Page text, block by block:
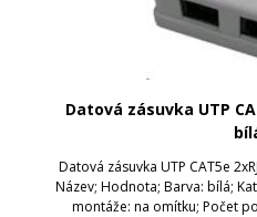
Datová zásuvka UTP
Datová zásuvka UTP CAT5e
Název; Hodnota; Barva: bílá;
montáže: na omítku; Počet